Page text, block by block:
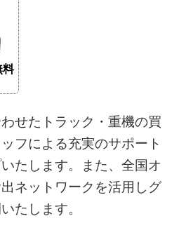
料
せたトラック・重機の買
フによる充実のサポート
たします。また、全国オ
ネットワークを活用しグ
たします。